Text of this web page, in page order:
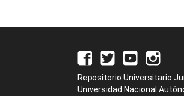
Repositorio Universitario
Universidad Nacional